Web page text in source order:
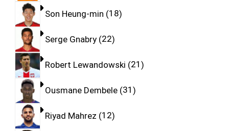
Son Heung-min 18
Serge Gnabry 22
Robert Lewandowski 21
Ousmane Dembele 31
Riyad Mahrez 12